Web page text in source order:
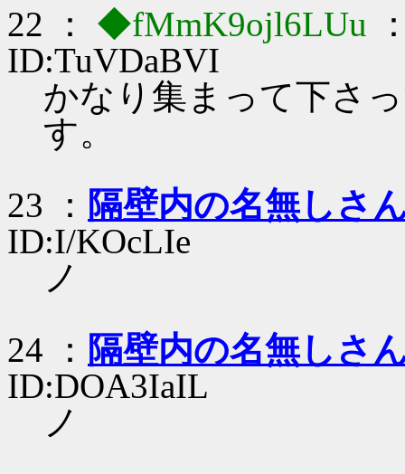
22 ：
◆fMmK9ojl6LUu
ID:TuVDaBVI
かなり集まって下さ
す。
23 ： 隔壁内の名無しさ
ID:I/KOcLIe
ノ
24 ： 隔壁内の名無しさ
ID:DOA3IaIL
ノ